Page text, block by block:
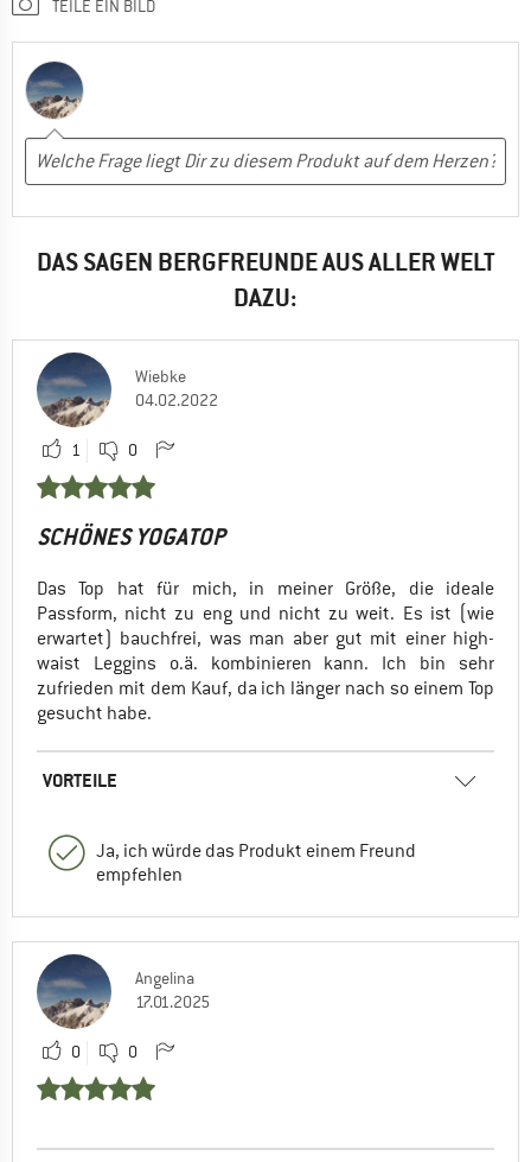
TEILE EIN BILD
DAS SAGEN BERGFREUNDE AUS ALLER WELT
DAZU:
Wiebke
04.02.2022
1 0
SCHÖNES YOGATOP
Das Top hat für mich, in meiner Größe, die ideale
Passform, nicht zu eng und nicht zu weit. Es ist (wie
erwartet) bauchfrei, was man aber gut mit einer high-
waist Leggins o.ä. kombinieren kann. Ich bin sehr
zufrieden mit dem Kauf, da ich länger nach so einem Top
gesucht habe.
VORTEILE
Ja, ich würde das Produkt einem Freund
empfehlen
Angelina
17.01.2025
0 0